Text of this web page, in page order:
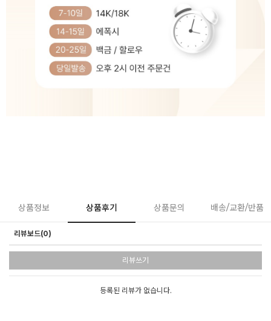
상품정보 상품후기 상품문의 배송/교환/반품
리뷰보드(0)
리뷰쓰기
등록된 리뷰가 없습니다.